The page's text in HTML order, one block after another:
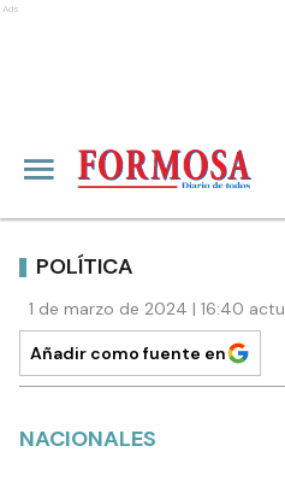
Ads
POLÍTICA
1 de marzo de 2024 | 16:40
Añadir como fuente en
NACIONALES